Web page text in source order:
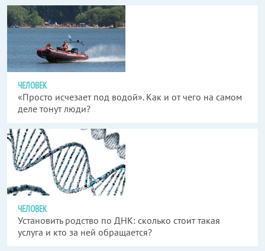
ЧЕЛОВЕК
«Просто исчезает под водой». Как и от чего на самом
деле тонут люди?
ЧЕЛОВЕК
Установить родство по ДНК: сколько стоит такая
услуга и кто за ней обращается?